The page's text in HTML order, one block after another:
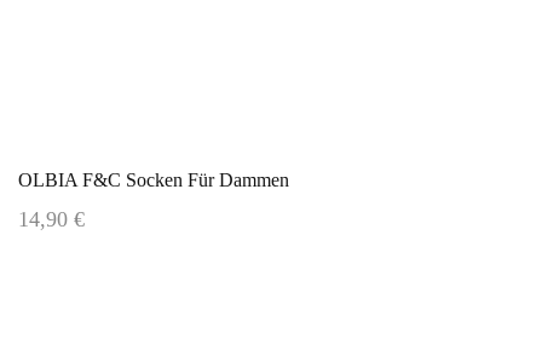
OLBIA F&C Socken Für Dammen
14,90 €